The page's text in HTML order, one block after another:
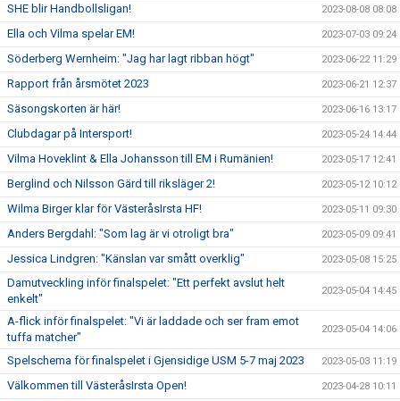
SHE blir Handbollsligan! 2023-08-08 08:08
Ella och Vilma spelar EM! 2023-07-03 09:24
Söderberg Wernheim: "Jag har lagt ribban högt" 2023-06-22 11:29
Rapport från årsmötet 2023 2023-06-21 12:37
Säsongskorten är här! 2023-06-16 13:17
Clubdagar på Intersport! 2023-05-24 14:44
Vilma Hoveklint & Ella Johansson till EM i Rumänien! 2023-05-17 12:41
Berglind och Nilsson Gärd till riksläger 2! 2023-05-12 10:12
Wilma Birger klar för VästeråsIrsta HF! 2023-05-11 09:30
Anders Bergdahl: "Som lag är vi otroligt bra" 2023-05-09 09:41
Jessica Lindgren: "Känslan var smått overklig" 2023-05-08 15:25
Damutveckling inför finalspelet: "Ett perfekt avslut helt
enkelt"
2023-05-04 14:45
A-flick inför finalspelet: "Vi är laddade och ser fram emot
tuffa matcher"
2023-05-04 14:06
Spelschema för finalspelet i Gjensidige USM 5-7 maj 2023 2023-05-03 11:19
Välkommen till VästeråsIrsta Open! 2023-04-28 10:11